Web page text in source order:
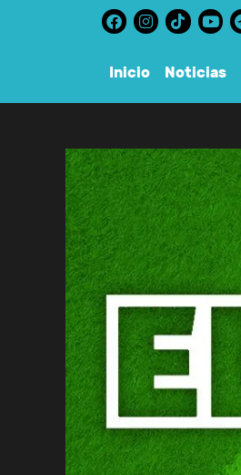
Inicio Noticias